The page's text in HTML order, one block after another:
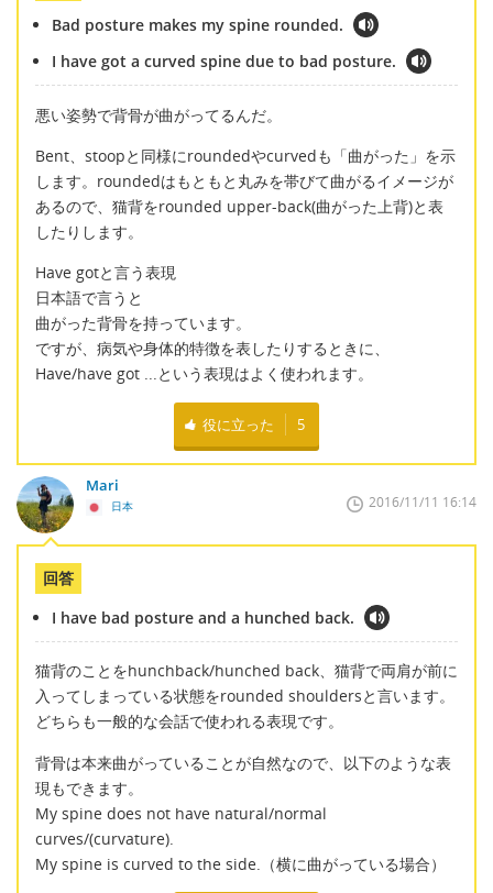
Bad posture makes my spine rounded.
I have got a curved spine due to bad posture.
悪い姿勢で背骨が曲がってるんだ。
Bent、stoopと同様にroundedやcurvedも「曲がった」を示
します。roundedはもともと丸みを帯びて曲がるイメージが
あるので、猫背をrounded upper-back(曲がった上背)と表
したりします。
Have gotと言う表現
日本語で言うと
曲がった背骨を持っています。
ですが、病気や身体的特徴を表したりするときに、
Have/have got ...という表現はよく使われます。
役に立った 5
Mari
日本 2016/11/11 16:14
回答
I have bad posture and a hunched back.
猫背のことをhunchback/hunched back、猫背で両肩が前に
入ってしまっている状態をrounded shouldersと言います。
どちらも一般的な会話で使われる表現です。
背骨は本来曲がっていることが自然なので、以下のような表
現もできます。
My spine does not have natural/normal
curves/(curvature).
My spine is curved to the side.（横に曲がっている場合）